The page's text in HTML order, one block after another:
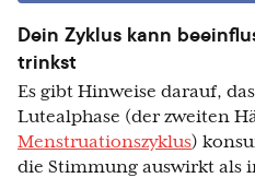
Dein Zyklus kann
trinkst
Es gibt Hinweise darauf,
Lutealphase (der zweiten
Menstruationszyklus)
die Stimmung auswirkt als